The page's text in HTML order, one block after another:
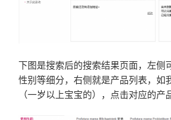
下图是搜索后的搜索结果页面，左侧
性别等细分，右侧就是产品列表，如
（一岁以上宝宝的），点击对应的产